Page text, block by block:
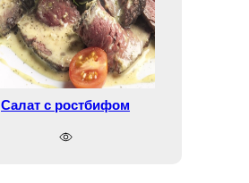
Салат с ростбифом